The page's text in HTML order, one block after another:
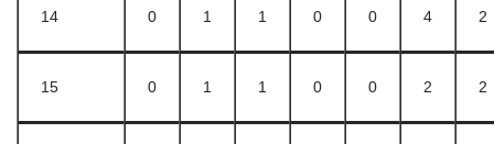
14 0 1 1 0 0 4 2
15 0 1 1 0 0 2 2